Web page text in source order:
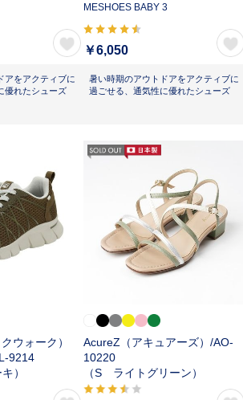
アをアクティブに
優れたシューズ
MESHOES BABY 3
￥6,050
暑い時期のアウトドアをアクティブに
過ごせる、通気性に優れたシューズ
ウォーク）
9214
）
AcureZ（アキュアーズ）/AO-
10220
（S ライトグリーン）